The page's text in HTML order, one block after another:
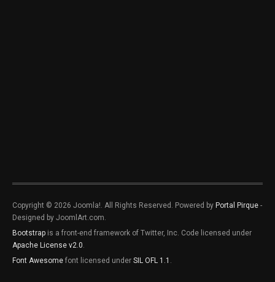
Copyright © 2026 Joomla!. All Rights Reserved. Powered by Portal Pirque -
Designed by JoomlArt.com.
Bootstrap is a front-end framework of Twitter, Inc. Code licensed under
Apache License v2.0.
Font Awesome font licensed under SIL OFL 1.1 .